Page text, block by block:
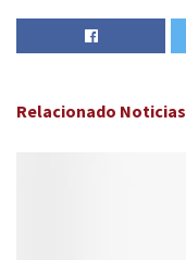
Relacionado Noticias